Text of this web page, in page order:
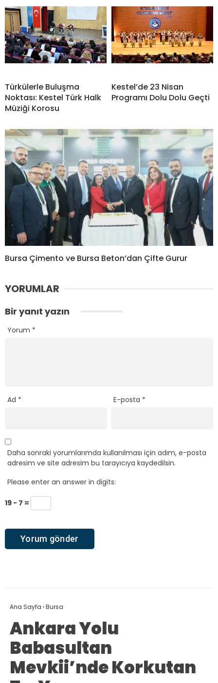
Türkülerle Buluşma
Noktası: Kestel Türk Halk
Müziği Korosu
Kestel’de 23 Nisan
Programı Dolu Dolu Geçti
Bursa Çimento ve Bursa Beton’dan Çifte Gurur
YORUMLAR
Bir yanıt yazın
Yorum *
Ad * E-posta *
Daha sonraki yorumlarımda kullanılması için adım, e-posta
adresim ve site adresim bu tarayıcıya kaydedilsin.
Please enter an answer in digits:
19 − 7 =
Ana Sayfa ›Bursa
Ankara Yolu
Babasultan
Mevkii’nde Korkutan